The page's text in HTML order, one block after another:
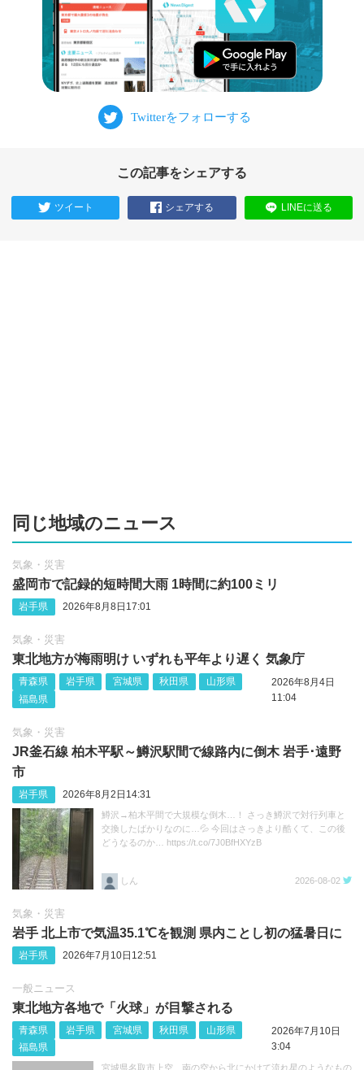
この記事をシェアする
ツイート シェアする LINEに送る
同じ地域のニュース
気象・災害
盛岡市で記録的短時間大雨 1時間に約100ミリ
岩手県 2026年8月8日17:01
気象・災害
東北地方が梅雨明け いずれも平年より遅く 気象庁
青森県 岩手県 宮城県 秋田県
山形県
福島県
2026年8月4日
11:04
気象・災害
JR釜石線 柏木平駅～鱒沢駅間で線路内に倒木 岩手･遠野
市
岩手県 2026年8月2日14:31
鱒沢→柏木平間で大規模な倒木…！ さっき鱒沢で対行列車と
交換したばかりなのに…💦 今回はさっきより酷くて、この後
どうなるのか… https://t.co/7J0BfHXYzB
しん 2026-08-02
気象・災害
岩手 北上市で気温35.1℃を観測 県内ことし初の猛暑日に
岩手県 2026年7月10日12:51
一般ニュース
東北地方各地で「火球」が目撃される
青森県 岩手県 宮城県 秋田県
山形県
福島県
2026年7月10日
3:04
宮城県名取市上空、南の空から北にかけて流れ星のようなもの